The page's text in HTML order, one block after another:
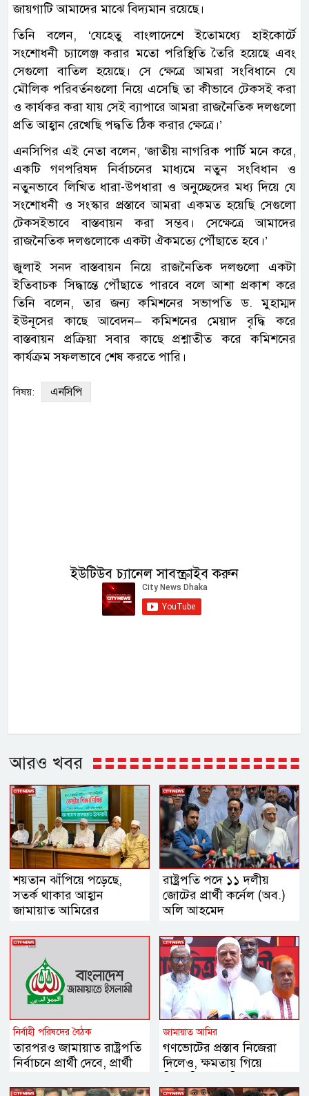
জায়গাটি আমাদের মাঝে বিদ্যমান রয়েছে।
তিনি বলেন, ‘যেহেতু বাংলাদেশে ইতোমধ্যে হাইকোর্টে
সংশোধনী চ্যালেঞ্জ করার মতো পরিস্থিতি তৈরি হয়েছে এবং
সেগুলো বাতিল হয়েছে। সে ক্ষেত্রে আমরা সংবিধানে যে
মৌলিক পরিবর্তনগুলো নিয়ে এসেছি তা কীভাবে টেকসই করা
ও কার্যকর করা যায় সেই ব্যাপারে আমরা রাজনৈতিক দলগুলো
প্রতি আহ্বান রেখেছি পদ্ধতি ঠিক করার ক্ষেত্রে।’
এনসিপির এই নেতা বলেন, ‘জাতীয় নাগরিক পার্টি মনে করে,
একটি গণপরিষদ নির্বাচনের মাধ্যমে নতুন সংবিধান ও
নতুনভাবে লিখিত ধারা-উপধারা ও অনুচ্ছেদের মধ্য দিয়ে যে
সংশোধনী ও সংস্কার প্রস্তাবে আমরা একমত হয়েছি সেগুলো
টেকসইভাবে বাস্তবায়ন করা সম্ভব। সেক্ষেত্রে আমাদের
রাজনৈতিক দলগুলোকে একটা ঐকমত্যে পৌঁছাতে হবে।’
জুলাই সনদ বাস্তবায়ন নিয়ে রাজনৈতিক দলগুলো একটা
ইতিবাচক সিদ্ধান্তে পৌঁছাতে পারবে বলে আশা প্রকাশ করে
তিনি বলেন, তার জন্য কমিশনের সভাপতি ড. ‍মুহাম্মদ
ইউনূসের কাছে আবেদন– কমিশনের মেয়াদ বৃদ্ধি করে
বাস্তবায়ন প্রক্রিয়া সবার কাছে প্রশ্নাতীত করে কমিশনের
কার্যক্রম সফলভাবে শেষ করতে পারি।
বিষয়: এনসিপি
ইউটিউব চ্যানেল সাবস্ক্রাইব করুন
আরও খবর
শয়তান ঝাঁপিয়ে পড়েছে,
সতর্ক থাকার আহ্বান
জামায়াত আমিরের
রাষ্ট্রপতি পদে ১১ দলীয়
জোটের প্রার্থী কর্নেল (অব.)
অলি আহমেদ
নির্বাহী পরিষদের বৈঠক
তারপরও জামায়াত রাষ্ট্রপতি
নির্বাচনে প্রার্থী দেবে, প্রার্থী
জামায়াত আমির
গণভোটের প্রস্তাব নিজেরা
দিলেও, ক্ষমতায় গিয়ে